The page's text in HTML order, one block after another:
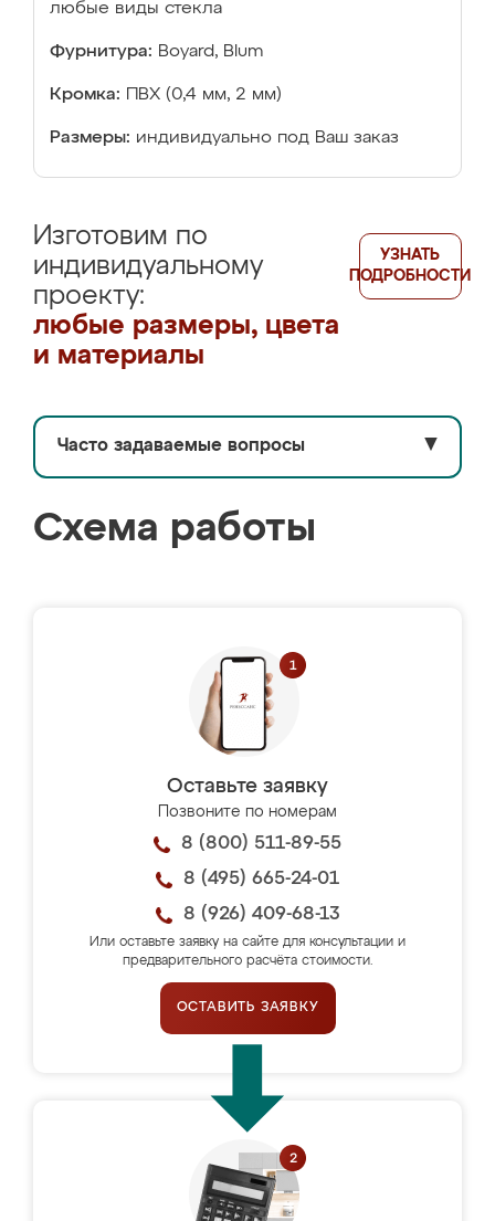
любые виды стекла
Фурнитура: Boyard, Blum
Кромка: ПВХ (0,4 мм, 2 мм)
Размеры: индивидуально под Ваш заказ
Изготовим по
индивидуальному
проекту:
любые размеры, цвета
и материалы
УЗНАТЬ
ПОДРОБНОСТИ
Часто задаваемые вопросы ▼
Схема работы
Оставьте заявку
Позвоните по номерам
8 (800) 511-89-55
8 (495) 665-24-01
8 (926) 409-68-13
Или оставьте заявку на сайте для консультации и
предварительного расчёта стоимости.
ОСТАВИТЬ ЗАЯВКУ